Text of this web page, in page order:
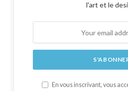
l'art et le
En vous inscrivant, vous